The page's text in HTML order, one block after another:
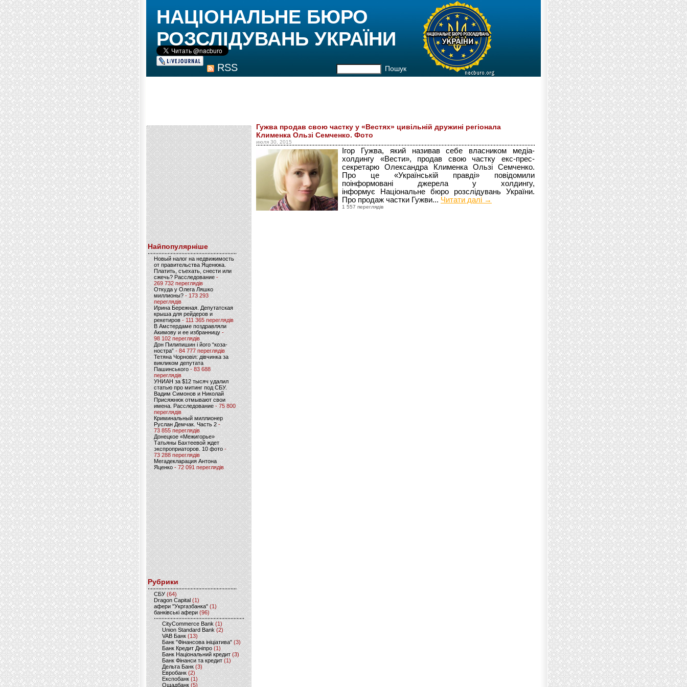
RSS Пошук
НАЦІОНАЛЬНЕ БЮРО
РОЗСЛІДУВАНЬ УКРАЇНИ
Найпопулярніше
Новый налог на недвижимость
от правительства Яценюка.
Платить, съехать, снести или
сжечь? Расследование-
269 732 переглядів
Откуда у Олега Ляшко
миллионы? - 173 293
переглядів
Ирина Бережная. Депутатская
крыша для рейдеров и
рекетиров - 111 365 переглядів
В Амстердаме поздравляли
Акимову и ее избранницу -
98 102 переглядів
Дон Пилипишин і його “коза-
ностра” - 84 777 переглядів
Тетяна Чорновіл: дівчинка за
викликом депутата
Пашинського- 83 688
переглядів
УНИАН за $12 тысяч удалил
статью про митинг под СБУ.
Вадим Симонов и Николай
Присяжнюк отмывают свои
имена. Расследование - 75 800
переглядів
Криминальный миллионер
Руслан Демчак. Часть 2-
73 855 переглядів
Донецкое «Межигорье»
Татьяны Бахтеевой ждет
экспроприаторов. 10 фото -
73 288 переглядів
Мегадекларация Антона
Яценко - 72 091 переглядів
Рубрики
CБУ (64)
Dragon Capital (1)
афери "Укргазбанка" (1)
банківські афери (96)
CityCommerce Bank (1)
Union Standard Bank (2)
VAB Банк (13)
Банк "Фінансова ініціатива" (3)
Банк Кредит Дніпро (1)
Банк Національний кредит (3)
Банк Фінанси та кредит (1)
Дельта Банк (3)
Евробанк(2)
Експобанк (1)
Ощадбанк(5)
Гужва продав свою частку у «Вестях» цивільній дружині регіонала
Клименка Ользі Семченко. Фото
июля 30, 2015
Ігор Гужва, який називав себе власником медіа-
холдингу «Вести», продав свою частку екс-прес-
секретарю Олександра Клименка Ользі Семченко.
Про це «Українській правді» повідомили
поінформовані джерела у холдингу,
інформує Національне бюро розслідувань України.
Про продаж частки Гужви... Читати далі →
1 557 переглядів